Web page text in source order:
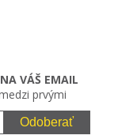
VÁŠ EMAIL
prvými
Odoberať